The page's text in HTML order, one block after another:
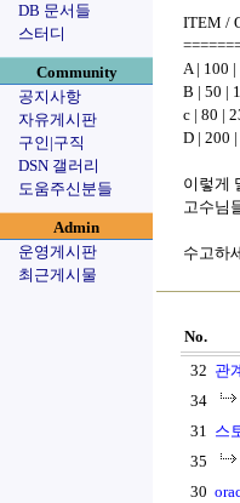
DB 문서들
스터디
Community
공지사항
자유게시판
구인|구직
DSN 갤러리
도움주신분들
Admin
운영게시판
최근게시물
ITEM /
A | 100 |
B | 50 |
c | 80 |
D | 200
이렇게
고수님
수고하
No.
32 관
34
31 스
35
30